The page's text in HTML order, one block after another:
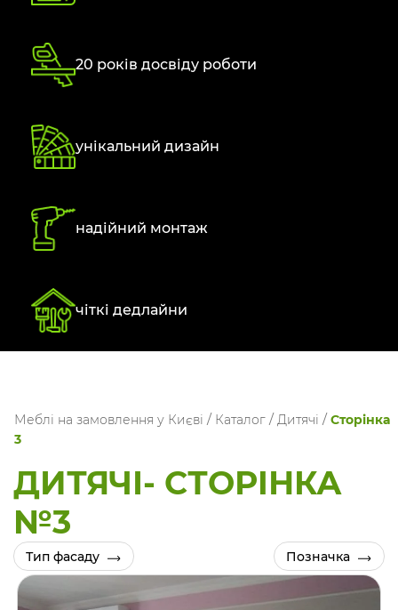
20 років досвіду роботи
унікальний дизайн
надійний монтаж
чіткі дедлайни
Меблі на замовлення у Києві / Каталог / Дитячі / Сторінка
3
ДИТЯЧІ- СТОРIНКА
№3
Тип фасаду Позначка